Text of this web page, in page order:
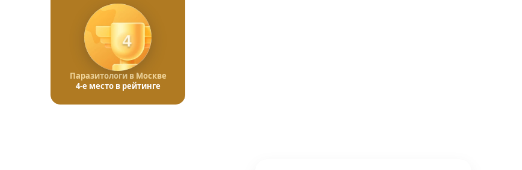
4
Паразитологи в Москве
4-е место в рейтинге